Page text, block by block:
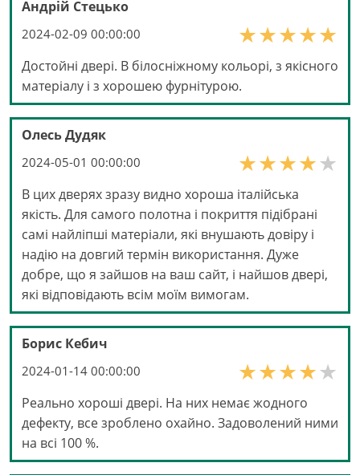
Андрій Стецько
2024-02-09 00:00:00
Достойні двері. В білосніжному кольорі, з якісного
матеріалу і з хорошею фурнітурою.
Олесь Дудяк
2024-05-01 00:00:00
В цих дверях зразу видно хороша італійська
якість. Для самого полотна і покриття підібрані
самі найліпші матеріали, які внушають довіру і
надію на довгий термін використання. Дуже
добре, що я зайшов на ваш сайт, і найшов двері,
які відповідають всім моїм вимогам.
Борис Кебич
2024-01-14 00:00:00
Реально хороші двері. На них немає жодного
дефекту, все зроблено охайно. Задоволений ними
на всі 100 %.